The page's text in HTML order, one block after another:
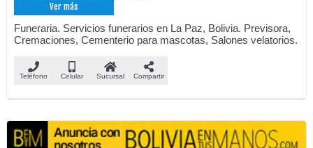
Ver más
Funeraria. Servicios funerarios en La Paz, Bolivia. Previsora,
Cremaciones, Cementerio para mascotas, Salones velatorios.
Teléfono Celular Sucursal Compartir